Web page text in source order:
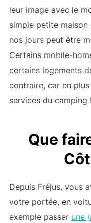
leur image avec le
simple petite
nos jours peut être
Certains mobile-
certains logements
contraire, car en
services du camping !
Que
Depuis Fréjus, vous
votre portée, en
exemple passer une